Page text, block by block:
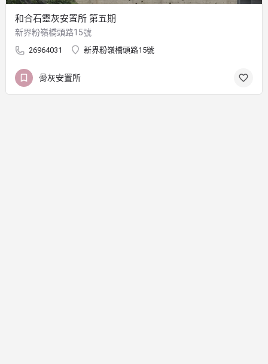
和合石靈灰安置所 第五期
新界粉嶺橋頭路15號
26964031 新界粉嶺橋頭路15號
骨灰安置所